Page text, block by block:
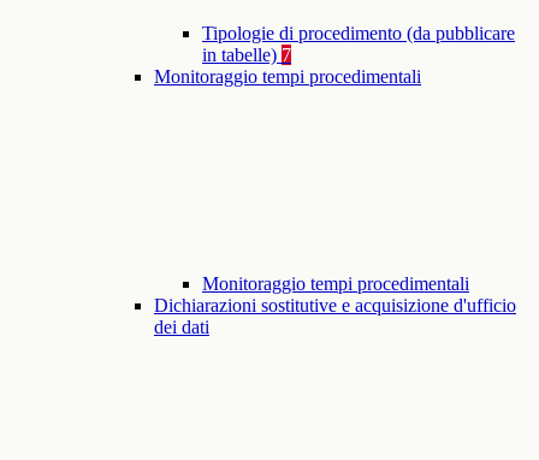
Tipologie di procedimento (da pubblicare
in tabelle) 7
Monitoraggio tempi procedimentali
Monitoraggio tempi procedimentali
Dichiarazioni sostitutive e acquisizione d'ufficio
dei dati